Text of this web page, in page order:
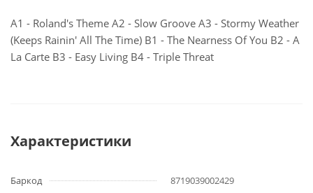
A1 - Roland's Theme A2 - Slow Groove A3 - Stormy Weather
(Keeps Rainin' All The Time) B1 - The Nearness Of You B2 - A
La Carte B3 - Easy Living B4 - Triple Threat
Характеристики
Баркод
8719039002429